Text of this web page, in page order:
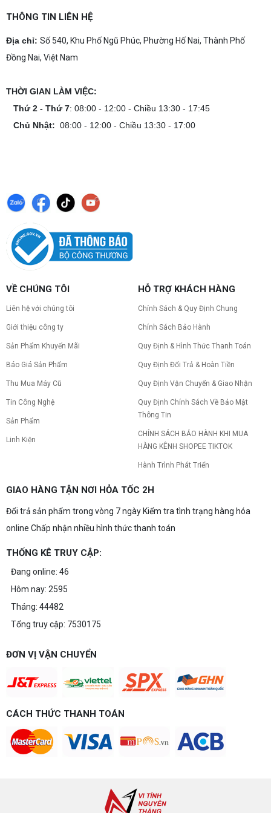
phù hợp, đảm bảo hệ thống vận hành ổn định và
tối ưu chi phí. Xem ngay hướng dẫn tại đây
khi build: socket CPU mainboard, chuẩn RAM,
copy nhanh.
PC gaming nóng quạt kêu to: Nguyên
Tình trạng PC gaming nóng quạt kêu to khiến
máy giật lag, giảm tuổi thọ? Tìm hiểu ngay
nguyên nhân và cách khắc phục hiệu quả để máy
ra mắt: Nhanh, Mạnh, Giá tốt
CPU AMD Ryzen 7 7700X3D chính thức ra mắt
với công nghệ 3D V-Cache đỉnh cao, mang lại
hiệu năng chơi game vượt trội. Khám phá chi tiết
10 Nguyên nhân khiến PC gaming bị tụt
FPS thường gặp
10 nguyên nhân khiến máy tụt FPS khi chơi game
Nguyễn Thắng.
NVIDIA Hoãn Ra Mắt Dòng RTX 50
SUPER: Card Đã Tới Tay Đối Tác Nhưng
"Mắc Kẹt" Vì Giá RAM GDDR7 3GB
NVIDIA đột ngột tạm hoãn ra mắt dòng card đồ
bến nhà máy của các đối tác. Nguyên nhân chính
phiên bản 2GB tiêu chuẩn. Cùng khám phá chi tiết
NVIDIA và lời khuyên mua sắm dành cho game
Build PC gaming 30 triệu: Cấu hình
Bạn đang tìm cấu hình build PC gaming 30 triệu
chơi game cấu hình đỉnh cao, đáng xuống tiền.
Build PC gaming 20 triệu: Chiến game,
Build PC gaming 15 triệu chơi được
theo đúng ngân sách.
Build PC Gaming theo ngân sách từ 10
Build PC gaming theo ngân sách từ 10-40 triệu:
Intel/AMD và tránh sai tương thích. Tư vấn miễn
phí tại Vi tính Nguyễn Thắng.
PLUS – NHẬN VOUCHER ĐẾN 800K
THÔNG TIN LIÊN HỆ
Địa chỉ: Số 540, Khu Phố Ngũ Phúc, Phường Hố Nai, Thành Phố
Đồng Nai, Việt Nam
THỜI GIAN LÀM VIỆC:
Thứ 2 - Thứ 7: 08:00 - 12:00 - Chiều 13:30 - 17:45
Chủ Nhật: 08:00 - 12:00 - Chiều 13:30 - 17:00
VỀ CHÚNG TÔI
Liên hệ với chúng tôi
Giới thiệu công ty
Sản Phẩm Khuyến Mãi
Báo Giá Sản Phẩm
Thu Mua Máy Cũ
Tin Công Nghệ
Sản Phẩm
Linh Kiện
HỖ TRỢ KHÁCH HÀNG
Chính Sách & Quy Định Chung
Chính Sách Bảo Hành
Quy Định & Hình Thức Thanh Toán
Quy Định Đổi Trả & Hoàn Tiền
Quy Định Vận Chuyển & Giao Nhận
Quy Định Chính Sách Về Bảo Mật
Thông Tin
CHÍNH SÁCH BẢO HÀNH KHI MUA
HÀNG KÊNH SHOPEE TIKTOK
Hành Trình Phát Triển
GIAO HÀNG TẬN NƠI HỎA TỐC 2H
Đổi trả sản phẩm trong vòng 7 ngày Kiểm tra tình trạng hàng hóa
online Chấp nhận nhiều hình thức thanh toán
THỐNG KÊ TRUY CẬP:
Đang online: 46
Hôm nay: 2595
Tháng: 44482
Tổng truy cập: 7530175
ĐƠN VỊ VẬN CHUYỂN
CÁCH THỨC THANH TOÁN